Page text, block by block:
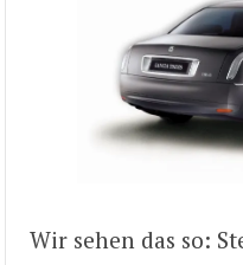
Wir sehen das so: